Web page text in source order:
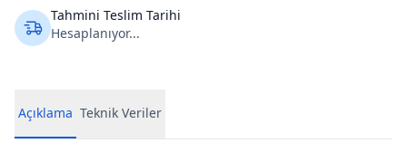
Tahmini Teslim Tarihi
Hesaplanıyor...
Açıklama Teknik Veriler